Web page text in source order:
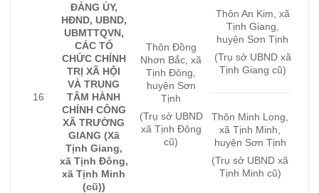
16
ĐẢNG ỦY,
HĐND, UBND,
UBMTTQVN,
CÁC TỔ
CHỨC CHÍNH
TRỊ XÃ HỘI
VÀ TRUNG
TÂM HÀNH
CHÍNH CÔNG
XÃ TRƯỜNG
GIANG (Xã
Tịnh Giang,
xã Tịnh Đông,
xã Tịnh Minh
(cũ))
Thôn Đồng
Nhơn Bắc, xã
Tịnh Đông,
huyện Sơn
Tịnh
(Trụ sở UBND
xã Tịnh Đông
cũ)
Thôn An Kim, xã
Tịnh Giang,
huyện Sơn Tịnh
(Trụ sở UBND xã
Tịnh Giang cũ)
Thôn Minh Long,
xã Tịnh Minh,
huyện Sơn Tịnh
(Trụ sở UBND xã
Tịnh Minh cũ)